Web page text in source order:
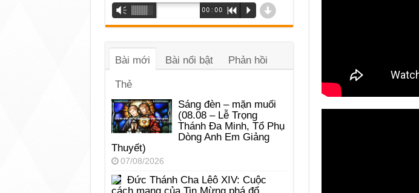
Trình
phát
âm
Vm 00:00 R P d
Bài mới Bài nổi bật Phản hồi
Thẻ
Sáng đèn – mặn muối
(08.08 – Lễ Trọng
Thánh Đa Minh, Tổ Phụ
Dòng Anh Em Giảng
Thuyết)
07/08/2026
Đức Thánh Cha Lêô XIV: Cuộc